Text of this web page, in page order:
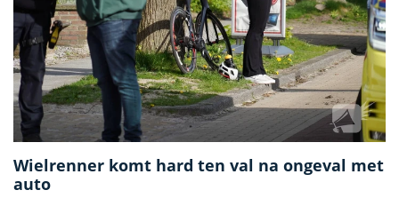
Wielrenner komt hard ten val na ongeval met
auto